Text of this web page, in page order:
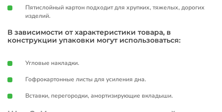
Пятислойный картон подходит для хрупких, тяжелых, дорогих
изделий.
В зависимости от характеристики товара, в
конструкции упаковки могут использоваться:
Угловые накладки.
Гофрокартонные листы для усиления дна.
Вставки, перегородки, амортизирующие вкладыши.